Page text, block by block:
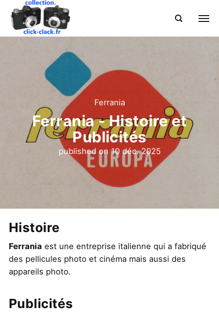
Ferrania
Ferrania - Histoire et
Publicités
published on10 déc. 2025
Histoire
Ferrania est une entreprise italienne qui a fabriqué
des pellicules photo et cinéma mais aussi des
appareils photo.
Publicités